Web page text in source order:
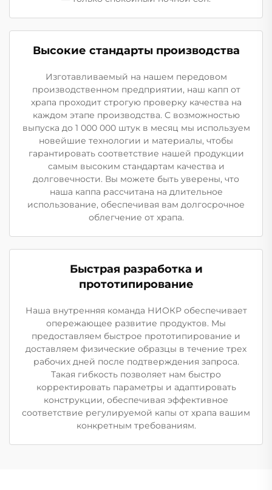
Высокие стандарты производства
Изготавливаемый на нашем передовом
производственном предприятии, наш капп от
храпа проходит строгую проверку качества на
каждом этапе производства. С возможностью
выпуска до 1 000 000 штук в месяц мы используем
новейшие технологии и материалы, чтобы
гарантировать соответствие нашей продукции
самым высоким стандартам качества и
долговечности. Вы можете быть уверены, что
наша каппа рассчитана на длительное
использование, обеспечивая вам долгосрочное
облегчение от храпа.
Быстрая разработка и
прототипирование
Наша внутренняя команда НИОКР обеспечивает
опережающее развитие продуктов. Мы
предоставляем быстрое прототипирование и
доставляем физические образцы в течение трех
рабочих дней после подтверждения запроса.
Такая гибкость позволяет нам быстро
корректировать параметры и адаптировать
конструкции, обеспечивая эффективное
соответствие регулируемой капы от храпа вашим
конкретным требованиям.